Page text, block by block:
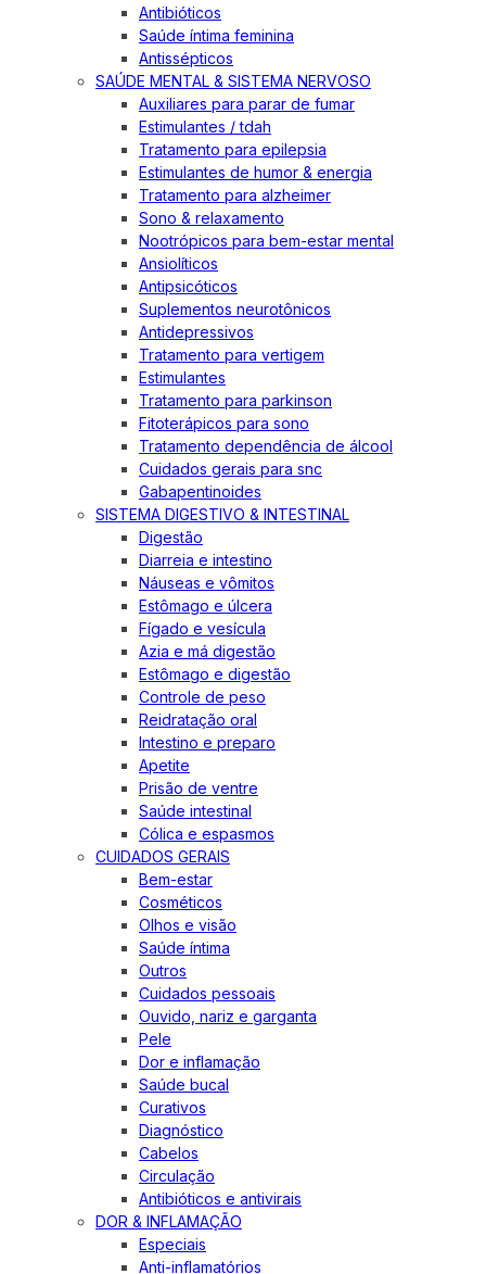
Antibióticos
Saúde íntima feminina
Antissépticos
SAÚDE MENTAL & SISTEMA NERVOSO
Auxiliares para parar de fumar
Estimulantes / tdah
Tratamento para epilepsia
Estimulantes de humor & energia
Tratamento para alzheimer
Sono & relaxamento
Nootrópicos para bem-estar mental
Ansiolíticos
Antipsicóticos
Suplementos neurotônicos
Antidepressivos
Tratamento para vertigem
Estimulantes
Tratamento para parkinson
Fitoterápicos para sono
Tratamento dependência de álcool
Cuidados gerais para snc
Gabapentinoides
SISTEMA DIGESTIVO & INTESTINAL
Digestão
Diarreia e intestino
Náuseas e vômitos
Estômago e úlcera
Fígado e vesícula
Azia e má digestão
Estômago e digestão
Controle de peso
Reidratação oral
Intestino e preparo
Apetite
Prisão de ventre
Saúde intestinal
Cólica e espasmos
CUIDADOS GERAIS
Bem-estar
Cosméticos
Olhos e visão
Saúde íntima
Outros
Cuidados pessoais
Ouvido, nariz e garganta
Pele
Dor e inflamação
Saúde bucal
Curativos
Diagnóstico
Cabelos
Circulação
Antibióticos e antivirais
DOR & INFLAMAÇÃO
Especiais
Anti-inflamatórios